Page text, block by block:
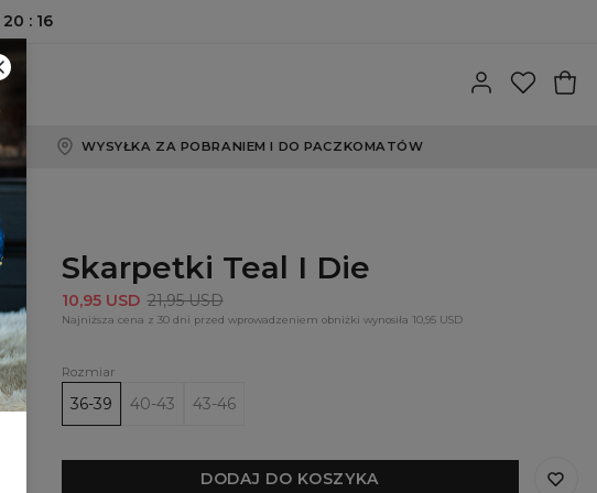
20 : 15
WYSYŁKA ZA POBRANIEM I DO PACZKOMATÓW
Skarpetki Teal I Die
10,95 USD 21,95 USD
Najniższa cena z 30 dni przed wprowadzeniem obniżki wynosiła 10,95 USD
Rozmiar
36-39 40-43 43-46
DODAJ DO KOSZYKA